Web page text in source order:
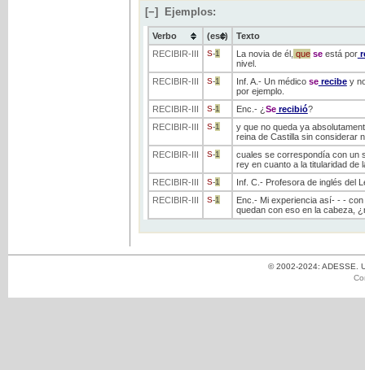
[−] Ejemplos:
Verbo (ess)
Texto
RECIBIR-III S-1 La novia de él, queseestá por
nivel.
RECIBIR-III S-1 Inf. A.- Un médicoserecibey
por ejemplo.
RECIBIR-III S-1 Enc.- ¿ Serecibió?
RECIBIR-III S-1
y que no queda ya
reina de Castilla sin considerar
RECIBIR-III S-1
cuales se correspondía con un
rey en cuanto a la titularidad de
RECIBIR-III S-1
Inf. C.- Profesora de inglés del
RECIBIR-III S-1
Enc.- Mi experiencia así- - - con
quedan con eso en la cabeza,
© 2002-2024: ADESSE.